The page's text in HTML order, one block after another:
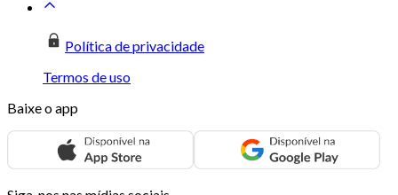
Política de privacidade
Termos de uso
Baixe o app